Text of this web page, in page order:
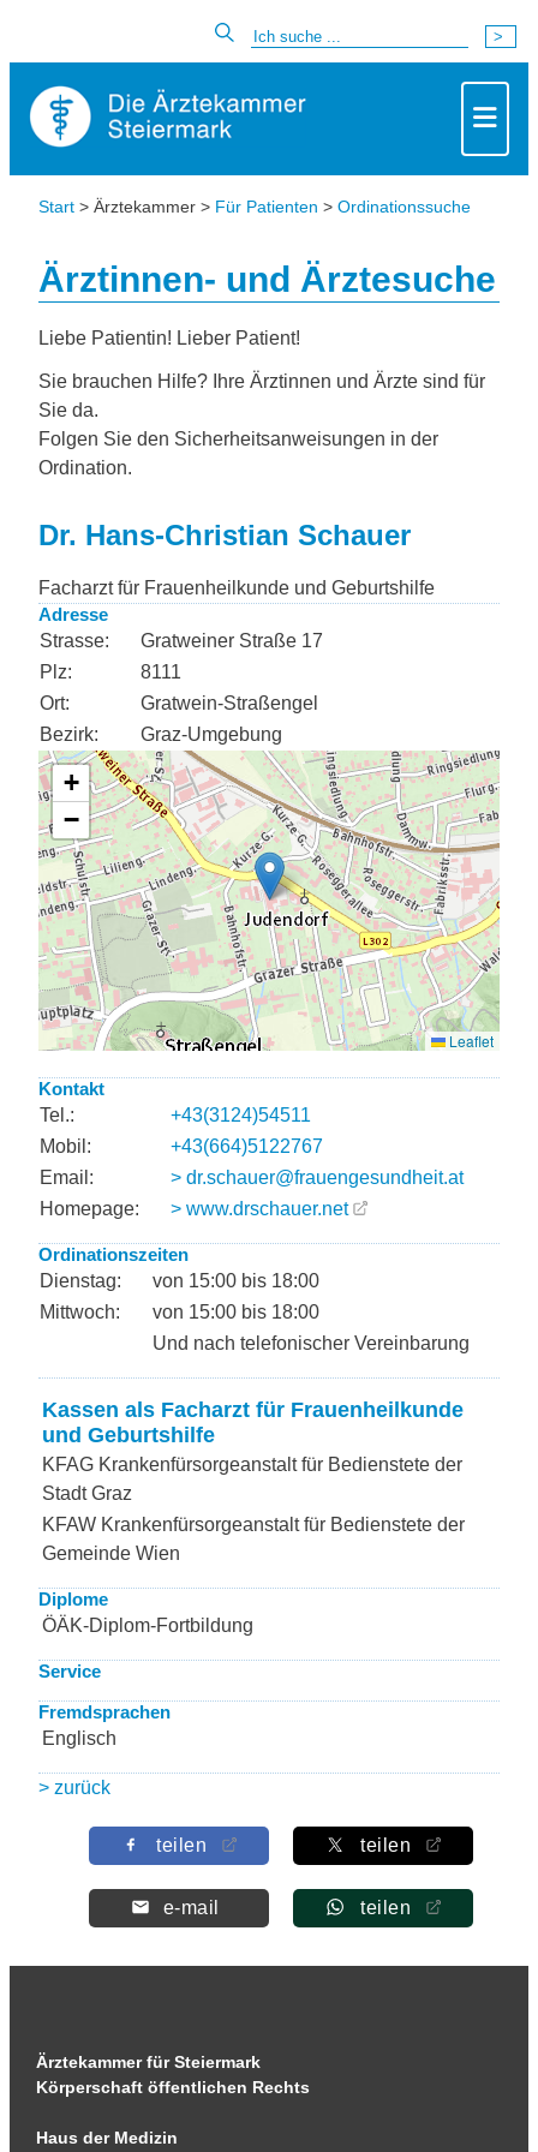
Start > Ärztekammer > Für Patienten > Ordinationssuche
Ärztinnen- und Ärztesuche
Liebe Patientin! Lieber Patient!
Sie brauchen Hilfe? Ihre Ärztinnen und Ärzte sind für
Sie da.
Folgen Sie den Sicherheitsanweisungen in der
Ordination.
Dr. Hans-Christian Schauer
Facharzt für Frauenheilkunde und Geburtshilfe
Adresse
Strasse:
Gratweiner Straße 17
Plz:
8111
Ort:
Gratwein-Straßengel
Bezirk:
Graz-Umgebung
Kontakt
Tel.:
+43(3124)54511
Mobil:
+43(664)5122767
Email:
> dr.schauer@frauengesundheit.at
Homepage:
> www.drschauer.net
Ordinationszeiten
Dienstag:
von 15:00 bis 18:00
Mittwoch:
von 15:00 bis 18:00
Und nach telefonischer Vereinbarung
Kassen als Facharzt für Frauenheilkunde
und Geburtshilfe
KFAG Krankenfürsorgeanstalt für Bedienstete der
Stadt Graz
KFAW Krankenfürsorgeanstalt für Bedienstete der
Gemeinde Wien
Diplome
ÖÄK-Diplom-Fortbildung
Service
Fremdsprachen
Englisch
> zurück
teilen teilen
e-mail teilen
Ärztekammer für Steiermark
Körperschaft öffentlichen Rechts
Haus der Medizin